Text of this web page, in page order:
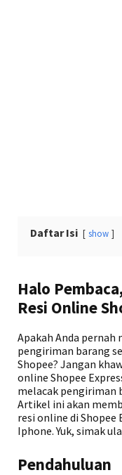
Daftar Isi show
Halo
Resi Online
Apakah Anda
pengiriman barang
Shopee? Jangan
online Shopee
melacak pengiriman
Artikel ini akan
resi online di Shopee
Iphone. Yuk, simak
Pendahuluan